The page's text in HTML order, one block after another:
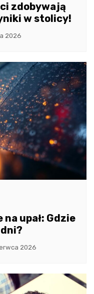
zdobywają
w stolicy!
2026
upał: Gdzie
2026